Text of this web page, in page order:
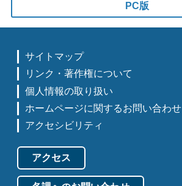
PC版
サイトマップ
リンク・著作権について
個人情報の取り扱い
ホームページに関するお問い合わせ
アクセシビリティ
アクセス